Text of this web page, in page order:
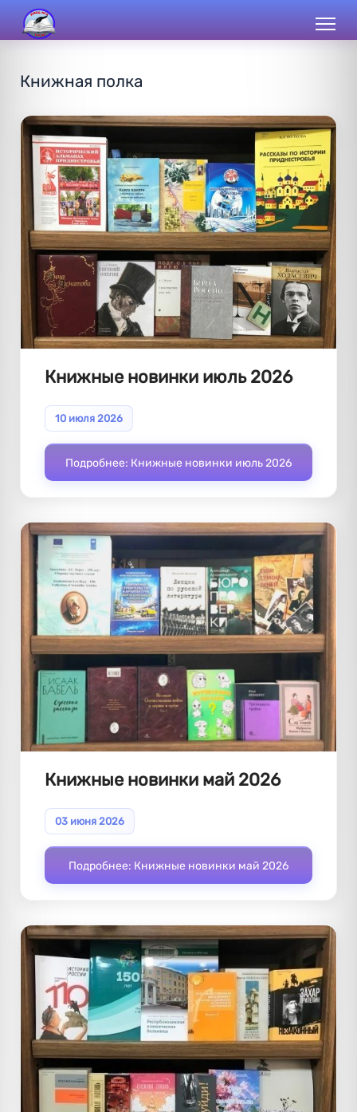
Книжная полка
Книжные новинки июль 2026
10 июля 2026
Подробнее: Книжные новинки июль 2026
Книжные новинки май 2026
03 июня 2026
Подробнее: Книжные новинки май 2026